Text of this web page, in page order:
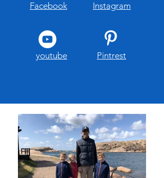
Facebook
youtube
Instagram
Pintrest